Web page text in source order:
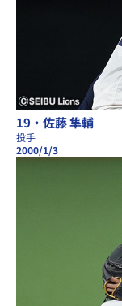
19・佐藤 隼輔
投手
2000/1/3